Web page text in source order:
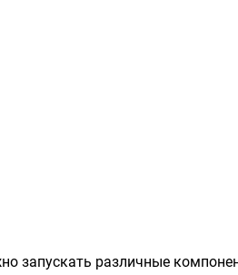
запускать различные